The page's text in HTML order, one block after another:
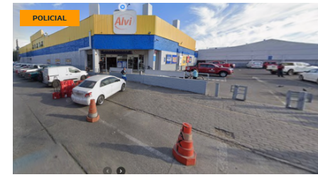
POLICIAL